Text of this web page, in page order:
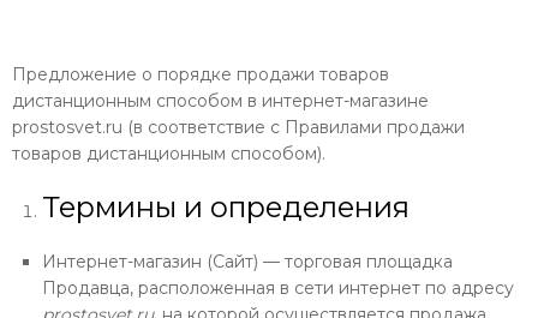
Предложение о порядке продажи товаров
дистанционным способом в интернет-магазине
prostosvet.ru (в соответствие с Правилами продажи
товаров дистанционным способом).
Термины и определения
Интернет-магазин (Сайт) — торговая площадка
Продавца, расположенная в сети интернет по адресу